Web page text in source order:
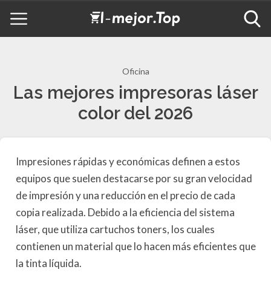
Oficina
Las mejores impresoras láser
color del 2026
Impresiones rápidas y económicas definen a estos
equipos que suelen destacarse por su gran velocidad
de impresión y una reducción en el precio de cada
copia realizada. Debido a la eficiencia del sistema
láser, que utiliza cartuchos toners, los cuales
contienen un material que lo hacen más eficientes que
la tinta líquida.